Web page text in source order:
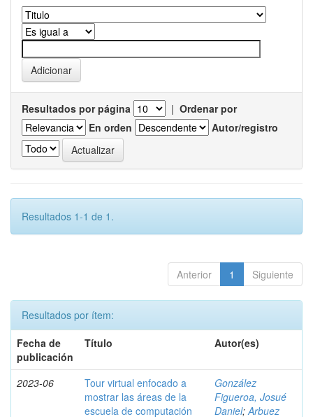
Resultados por página | Ordenar por
En orden
Autor/registro
Resultados 1-1 de 1.
Anterior 1 Siguiente
Resultados por ítem:
Fecha de
publicación
Título Autor(es)
2023-06
Tour virtual enfocado a
mostrar las áreas de la
escuela de computación
González
Figueroa, Josué
Daniel;Arbuez